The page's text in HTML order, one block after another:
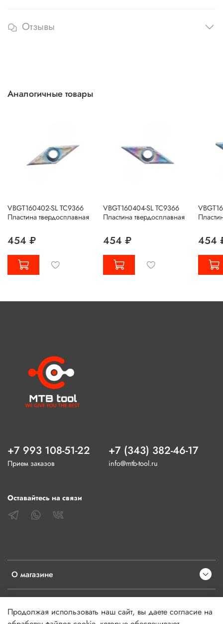
Отзывы
Аналогичные товары
VBGT160402-SL TC9366
Пластина твердосплавная
454 ₽
VBGT160404-SL TC9366
Пластина твердосплавная
454 ₽ 454
О магазине
+7 993 108-51-22
Прием заказов
+7 (343) 382-46-17
info@mtb-tool.ru
Оставайтесь на связи
Продолжая использовать наш сайт, вы даете согласие на